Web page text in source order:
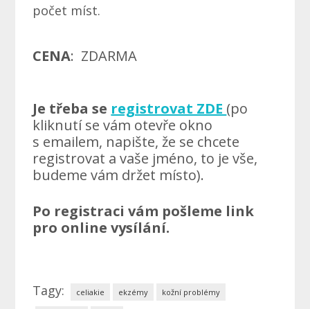
počet míst.
CENA: ZDARMA
Je třeba se registrovat ZDE (po
kliknutí se vám otevře okno
s emailem, napište, že se chcete
registrovat a vaše jméno, to je vše,
budeme vám držet místo).
Po registraci vám pošleme link
pro online vysílání.
Tagy: celiakie ekzémy kožní problémy